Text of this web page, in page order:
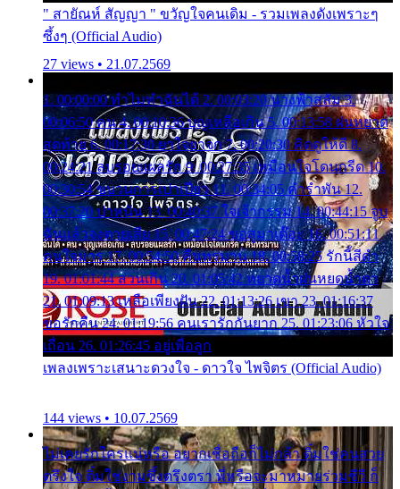
" สายัณห์ สัญญา " ขวัญใจคนเดิม - รวมเพลงดังเพราะๆ
ซึ้งๆ (Official Audio)
27 views • 21.07.2569
1. 00:00:00 ทำไมทำฉันได้ 2. 00:03:20 นางฟ้าสลัม 3.
00:06:50 คน 4. 00:10:36 บุญเหลือเกิน 5. 00:13:58 ฝนหยาด
สุดท้าย 6. 00:17:30 ยาใจยาจก 7. 00:20:30 คิดดูให้ดี 8.
00:24:21 ลบรอยแผลรัก 9. 00:27:35 เหมือนใจโดนกรีด 10.
00:30:54 ขบวนการเปาเปียว 11. 00:34:05 คำรำพัน 12.
00:37:20 ปาหนัน 13. 00:40:37 ใจเจ้ากรรม 14. 00:44:15 จูบ
ฉันแล้วจงตายเสีย 15. 00:47:24 ขอสูมาเต๊อะ 16. 00:51:11
คนใจมาร 17. 00:54:50 คืนทรมาน 18. 00:58:25 รักนี้สีดำ
19. 01:01:44 ส่วนเกิน 20. 01:05:42 หยาดน้ำฝนหยดน้ำตา
21. 01:09:13 เหลือเพียงฝัน 22. 01:13:26 เขา 23. 01:16:37
ขอรักคืน 24. 01:19:56 คนเรารักกันยาก 25. 01:23:06 หัวใจ
เถื่อน 26. 01:26:45 อยู่เพื่อลูก
เพลงเพราะเสนาะดวงใจ - ดาวใจ ไพจิตร (Official Audio)
144 views • 10.07.2569
ไม่เคยรักใครแน่หรือ อยากเชื่อถือก็ไม่กล้า ติ๋มใช่คนสวย
ตรึงใจ ติ๋มใช่งามซึ้งตรึงตรา พี่หรือจะมาหมายร่วมชีวี ก็